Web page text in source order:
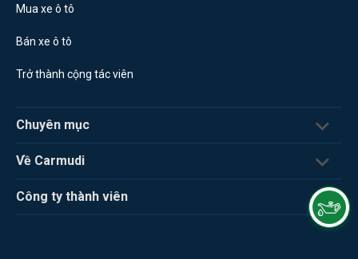
Mua xe ô tô
Bán xe ô tô
Trở thành cộng tác viên
Chuyên mục
Về Carmudi
Công ty thành viên